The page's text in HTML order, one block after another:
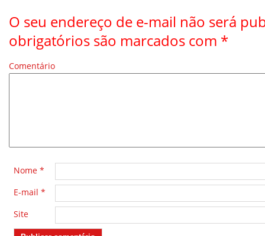
O seu endereço de e-mail não será
obrigatórios são marcados com *
Comentário
Nome *
E-mail *
Site